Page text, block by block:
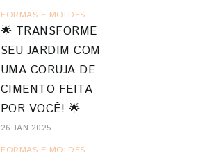
FORMAS E MOLDES
🌟 TRANSFORME
SEU JARDIM COM
UMA CORUJA DE
CIMENTO FEITA
POR VOCÊ! 🌟
26 JAN 2025
FORMAS E MOLDES